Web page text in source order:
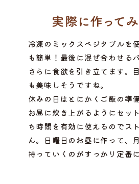
冷凍のミックスベジタブルを
も簡単！最後に混ぜ合わせる
さらに食欲を引き立てます。
も美味しそうですね。
休みの日はとにかくご飯の準
お昼に炊き上がるようにセッ
ち時間を有効に使えるのでス
ん。日曜日のお昼に作って、
持っていくのがすっかり定番